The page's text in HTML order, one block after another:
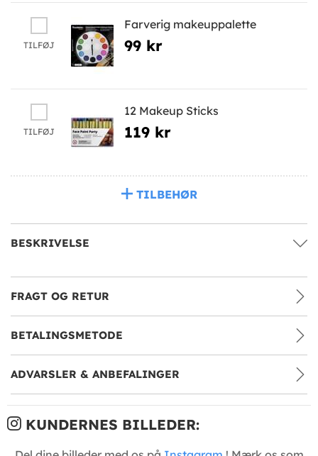
TILFØJ
Farverig makeuppalette
99 kr
TILFØJ
12 Makeup Sticks
119 kr
TILBEHØR
BESKRIVELSE
FRAGT OG RETUR
BETALINGSMETODE
ADVARSLER & ANBEFALINGER
KUNDERNES BILLEDER: